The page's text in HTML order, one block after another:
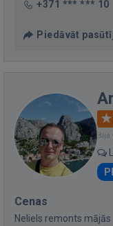
+371 *** *** 10
Piedāvāt
Cenas
Neliels remonts mājās